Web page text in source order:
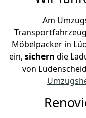
Am
Möbelpacker in
ein, sichern die
von